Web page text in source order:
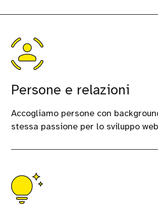
Persone e relazioni
Accogliamo persone con
stessa passione per lo sviluppo